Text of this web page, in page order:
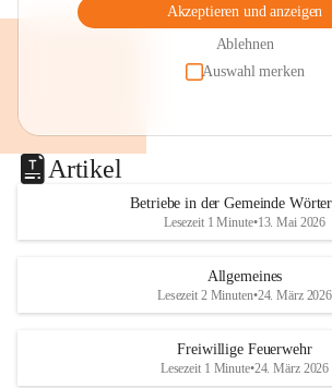
Akzeptieren und anzeigen
Ablehnen
Auswahl merken
Artikel
Betriebe in der Gemeinde
Lesezeit 1 Minute•13. Mai 2026
Allgemeines
Lesezeit 2 Minuten•24. März 2026
Freiwillige Feuerwehr
Lesezeit 1 Minute•24. März 2026